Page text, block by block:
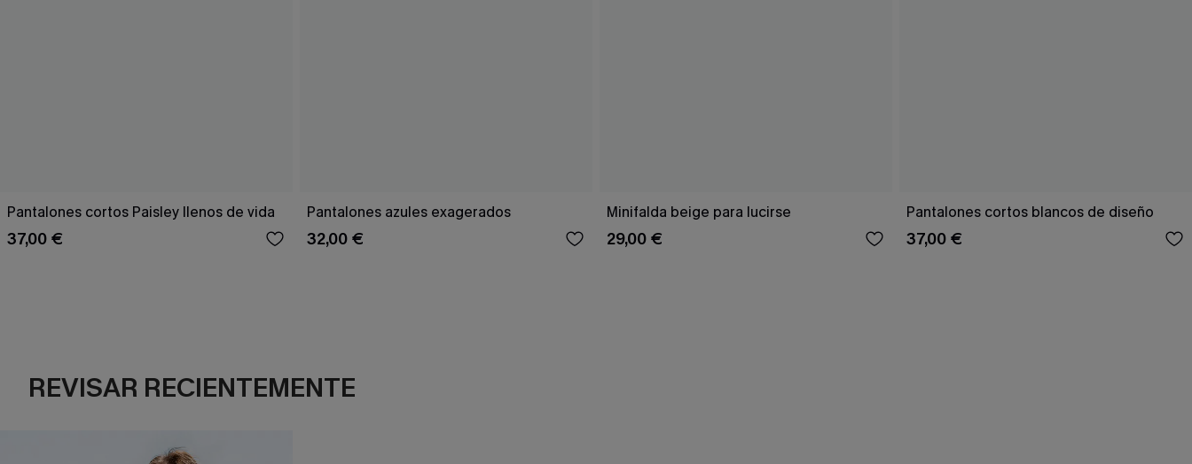
Pantalones cortos Paisley llenos de vida
37,00 €
Pantalones azules exagerados
32,00 €
Minifalda beige para lucirse
29,00 €
Pantalones cortos blancos de diseño
37,00 €
REVISAR RECIENTEMENTE